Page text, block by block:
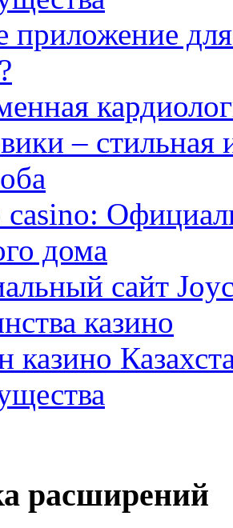
приложение
– стильная
дома
сайт
казино
казино
расширений